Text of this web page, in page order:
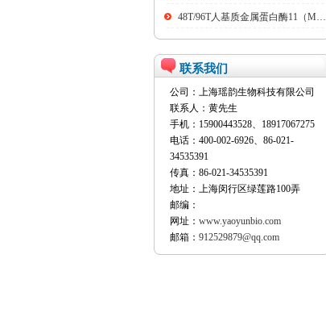
48T/96T人基质金属蛋白酶11（MMP11）ELISA kit
联系我们
公司：上海瑶韵生物科技有限公司
联系人：黄先生
手机：15900443528、18917067275
电话：400-002-6926、86-021-
34535391
传真：86-021-34535391
地址：上海闵行区绿莲路100弄
邮编：
网址： www.yaoyunbio.com
邮箱： 912529879@qq.com